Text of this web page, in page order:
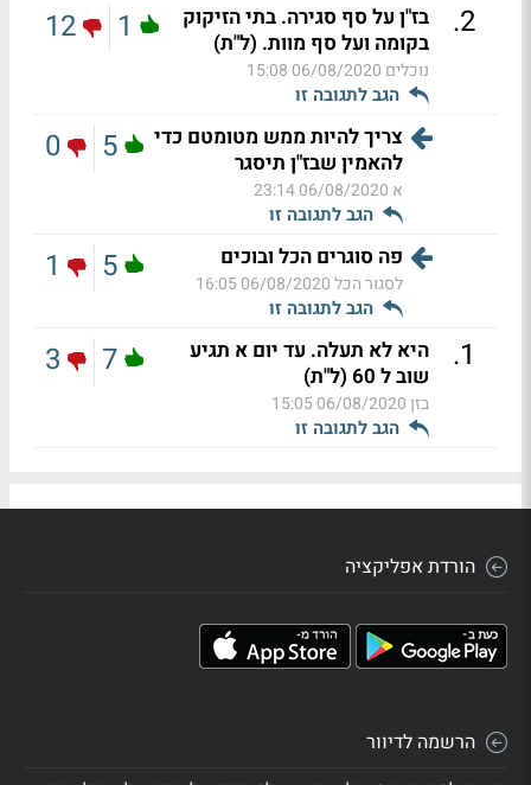
2
.
בז"ן על סף סגירה. בתי הזיקוק
בקומה ועל סף מוות. (ל"ת)
נוכלים 06/08/2020 15:08
הגב לתגובה זו
1
12
צריך להיות ממש מטומטם כדי
להאמין שבז"ן תיסגר
א 06/08/2020 23:14
הגב לתגובה זו
5
0
פה סוגרים הכל ובוכים
לסגור הכל06/08/2020 16:05
הגב לתגובה זו
5
1
1
.
היא לא תעלה. עד יום א תגיע
שוב ל 60 (ל"ת)
בזן06/08/2020 15:05
הגב לתגובה זו
7
3
הורדת אפליקציה
הרשמה לדיוור